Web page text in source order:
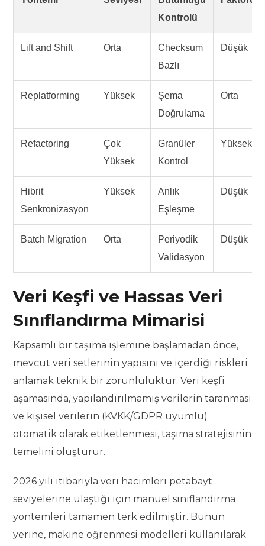
Kontrolü
Lift and Shift Orta
Checksum
Bazlı
Düşük
Replatforming Yüksek
Şema
Doğrulama
Orta
Refactoring
Çok
Yüksek
Granüler
Kontrol
Yüksek
Hibrit
Senkronizasyon
Yüksek
Anlık
Eşleşme
Düşük
Batch Migration Orta
Periyodik
Validasyon
Düşük
Veri Keşfi ve Hassas Veri
Sınıflandırma Mimarisi
Kapsamlı bir taşıma işlemine başlamadan önce,
mevcut veri setlerinin yapısını ve içerdiği riskleri
anlamak teknik bir zorunluluktur. Veri keşfi
aşamasında, yapılandırılmamış verilerin taranması
ve kişisel verilerin (KVKK/GDPR uyumlu)
otomatik olarak etiketlenmesi, taşıma stratejisinin
temelini oluşturur.
2026 yılı itibarıyla veri hacimleri petabayt
seviyelerine ulaştığı için manuel sınıflandırma
yöntemleri tamamen terk edilmiştir. Bunun
yerine, makine öğrenmesi modelleri kullanılarak